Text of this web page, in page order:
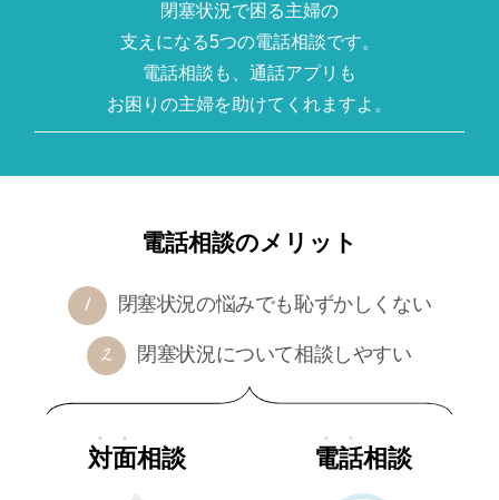
閉塞状況で困る主婦の
支えになる5つの電話相談です。
電話相談も、通話アプリも
お困りの主婦を助けてくれますよ。
電話相談のメリット
閉塞状況の悩みでも恥ずかしくない
閉塞状況について相談しやすい
対面相談 電話相談